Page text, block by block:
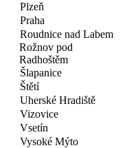
Plzeň
Praha
Roudnice nad Labem
Rožnov pod
Radhoštěm
Šlapanice
Štětí
Uherské Hradiště
Vizovice
Vsetín
Vysoké Mýto